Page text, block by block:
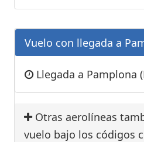
Vuelo con llegada a
Llegada a Pamplona
Otras aerolíneas
vuelo bajo los códigos